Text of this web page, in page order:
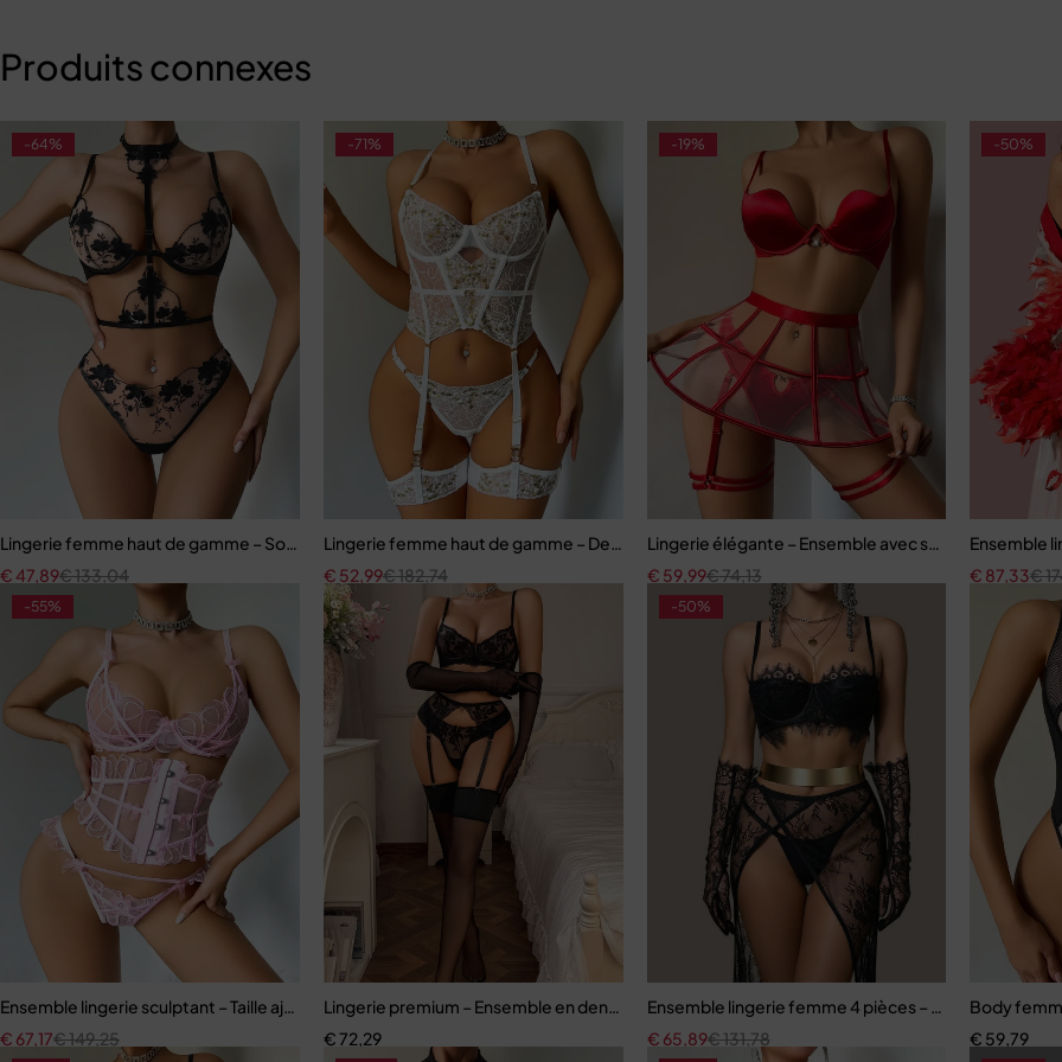
Produits connexes
-64%
Lingerie femme haut de gamme – Soutien-gorge à armatures et coupe sculptante
€133,04
€ 47,89
-71%
Lingerie femme haut de gamme – Dentelle raffinée avec effet push-up
€182,74
€ 52,99
-19%
Lingerie élégante – Ensemble avec soutien-gorge à
€74,13
€ 59,99
-50%
Ensemble
€
€ 87,33
-55%
Ensemble lingerie sculptant – Taille ajustée et broderie florale
€149,25
€ 67,17
Lingerie premium – Ensemble en dentelle brodée avec porte-jarretelles et bas assortis
€72,29
-50%
Ensemble lingerie femme 4 pièces – Dentelle noire
€131,78
€ 65,89
Body
€ 59,79